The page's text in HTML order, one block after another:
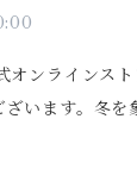
オンラインス
ざいます。冬